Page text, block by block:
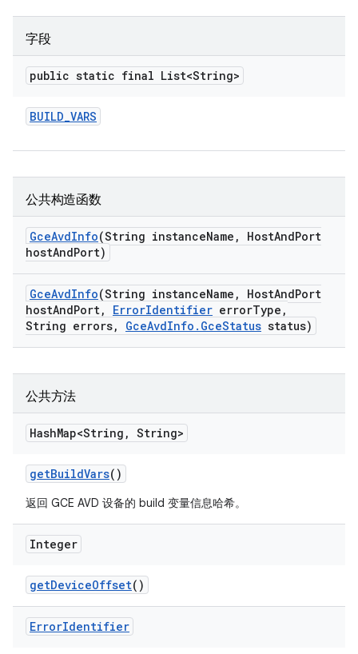
字段
public static final List<String>
BUILD_VARS
公共构造函数
GceAvdInfo(String instanceName , HostAndPort
hostAndPort)
GceAvdInfo(String instanceName , HostAndPort
hostAndPort, ErrorIdentifier errorType ,
String errors, GceAvdInfo . GceStatus status)
公共方法
HashMap<String , String>
getBuildVars()
返回 GCE AVD 设备的 build 变量信息哈希。
Integer
getDeviceOffset()
ErrorIdentifier